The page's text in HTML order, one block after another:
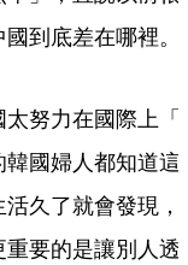
到底差在哪裡。
努力在國際上「
國婦人都知道這
久了就會發現，
要的是讓別人透